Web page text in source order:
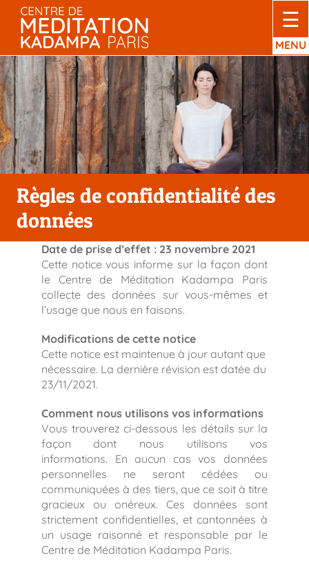
☰
MENU
Passer
contenu
Règles de confidentialité des
données
Date de prise d’effet : 23 novembre 2021
Cette notice vous informe sur la façon dont
le Centre de Méditation Kadampa Paris
collecte des données sur vous-mêmes et
l’usage que nous en faisons.
Modifications de cette notice
Cette notice est maintenue à jour autant que
nécessaire. La dernière révision est datée du
23/11/2021.
Comment nous utilisons vos informations
Vous trouverez ci-dessous les détails sur la
façon dont nous utilisons vos
informations. En aucun cas vos données
personnelles ne seront cédées ou
communiquées à des tiers, que ce soit à titre
gracieux ou onéreux. Ces données sont
strictement confidentielles, et cantonnées à
un usage raisonné et responsable par le
Centre de Méditation Kadampa Paris.